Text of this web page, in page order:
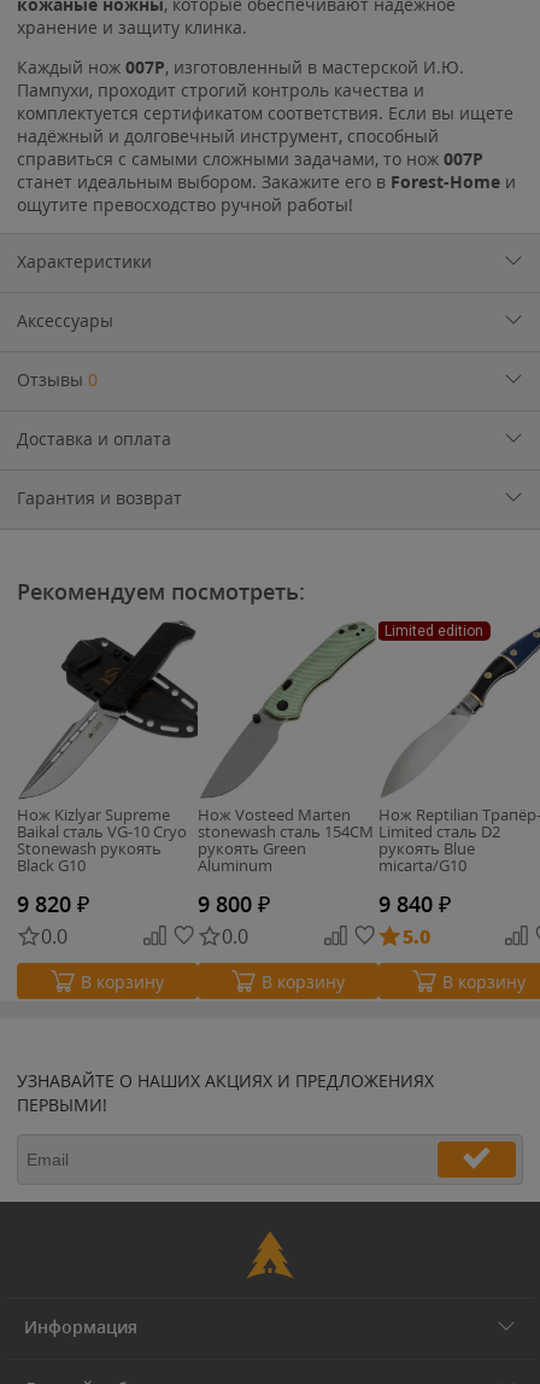
хранение и защиту клинка.
Каждый нож 007Р, изготовленный в мастерской И.Ю.
Пампухи, проходит строгий контроль качества и
комплектуется сертификатом соответствия. Если вы ищете
надёжный и долговечный инструмент, способный
справиться с самыми сложными задачами, то нож 007Р
станет идеальным выбором. Закажите его в Forest-Home и
ощутите превосходство ручной работы!
Характеристики
Аксессуары
Отзывы 0
Доставка и оплата
Гарантия и возврат
Рекомендуем посмотреть:
Нож Kizlyar Supreme
Baikal сталь VG-10 Cryo
Stonewash рукоять
Black G10
9 820 ₽
0.0
В корзину
Нож Vosteed Marten
stonewash сталь 154CM
рукоять Green
Aluminum
9 800 ₽
0.0
В корзину
Limited edition
Нож Reptilian
Limited сталь D2
рукоять Blue
micarta/G10
9 840 ₽
5.0
В корзину
УЗНАВАЙТЕ О НАШИХ АКЦИЯХ И ПРЕДЛОЖЕНИЯХ
ПЕРВЫМИ!
Информация